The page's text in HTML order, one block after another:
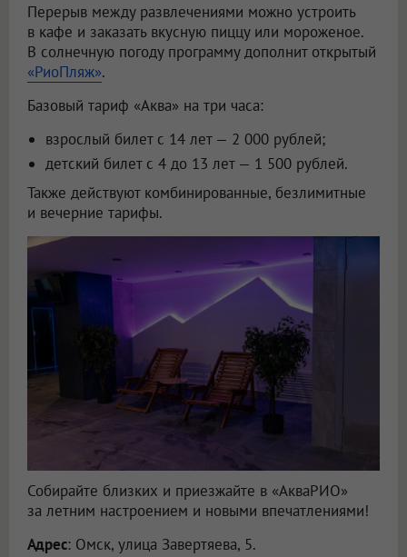
Перерыв между развлечениями можно устроить
в кафе и заказать вкусную пиццу или мороженое.
В солнечную погоду программу дополнит открытый
«РиоПляж».
Базовый тариф «Аква» на три часа:
взрослый билет с 14 лет — 2 000 рублей;
детский билет с 4 до 13 лет — 1 500 рублей.
Также действуют комбинированные, безлимитные
и вечерние тарифы.
Собирайте близких и приезжайте в «АкваРИО»
за летним настроением и новыми впечатлениями!
Адрес: Омск, улица Завертяева, 5.